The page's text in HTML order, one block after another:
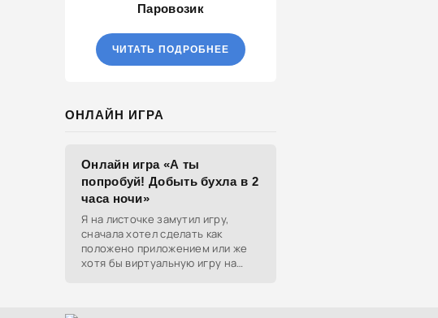
Паровозик
ЧИТАТЬ ПОДРОБНЕЕ
ОНЛАЙН ИГРА
Онлайн игра «А ты
попробуй! Добыть бухла в 2
часа ночи»
Я на листочке замутил игру,
сначала хотел сделать как
положено приложением или же
хотя бы виртуальную игру на